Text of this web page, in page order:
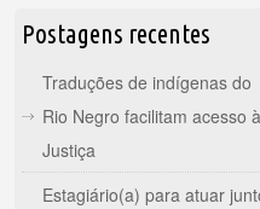
Postagens recentes
Traduções de indígenas do
Rio Negro facilitam acesso à
Justiça
Estagiário(a) para atuar